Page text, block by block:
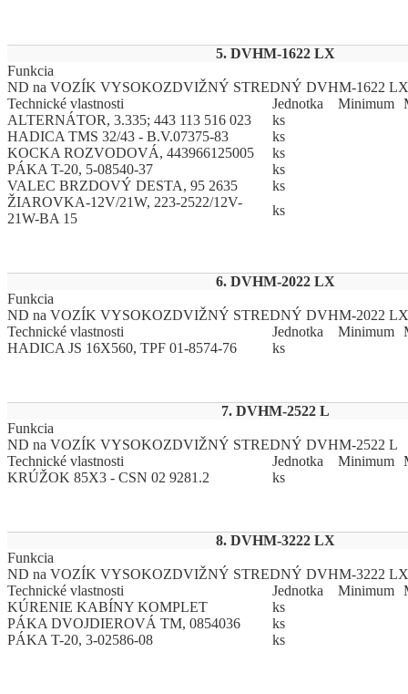
5. DVHM-1622 LX
Funkcia
ND na VOZÍK VYSOKOZDVIŽNÝ STREDNÝ DVHM-1622 LX
Technické vlastnosti
Jed­not­ka Mi­ni­mum
ALTERNÁTOR, 3.335; 443 113 516 023
ks
HADICA TMS 32/43 - B.V.07375-83
ks
KOCKA ROZVODOVÁ, 443966125005
ks
PÁKA T-20, 5-08540-37
ks
VALEC BRZDOVÝ DESTA, 95 2635
ks
ŽIAROVKA-12V/21W, 223-2522/12V-
21W-BA 15
ks
6. DVHM-2022 LX
Funkcia
ND na VOZÍK VYSOKOZDVIŽNÝ STREDNÝ DVHM-2022 LX
Technické vlastnosti
Jed­not­ka Mi­ni­mum
HADICA JS 16X560, TPF 01-8574-76
ks
7. DVHM-2522 L
Funkcia
ND na VOZÍK VYSOKOZDVIŽNÝ STREDNÝ DVHM-2522 L
Technické vlastnosti
Jed­not­ka Mi­ni­mum
KRÚŽOK 85X3 - CSN 02 9281.2
ks
8. DVHM-3222 LX
Funkcia
ND na VOZÍK VYSOKOZDVIŽNÝ STREDNÝ DVHM-3222 LX
Technické vlastnosti
Jed­not­ka Mi­ni­mum
KÚRENIE KABÍNY KOMPLET
ks
PÁKA DVOJDIEROVÁ TM, 0854036
ks
PÁKA T-20, 3-02586-08
ks